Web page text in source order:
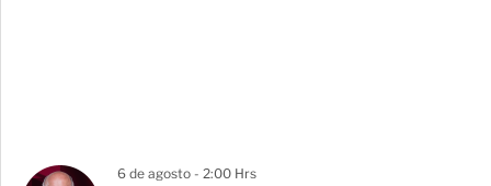
6 de agosto - 2:00 Hrs